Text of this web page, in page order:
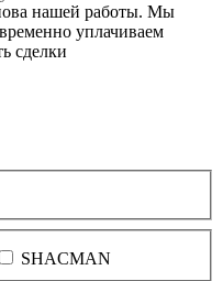
нашей работы. Мы
уплачиваем
сделки
SHACMAN